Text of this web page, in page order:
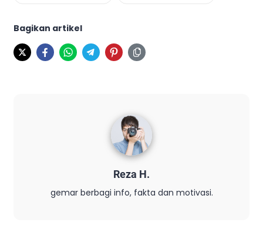
Bagikan artikel
Reza H.
gemar berbagi info, fakta dan motivasi.